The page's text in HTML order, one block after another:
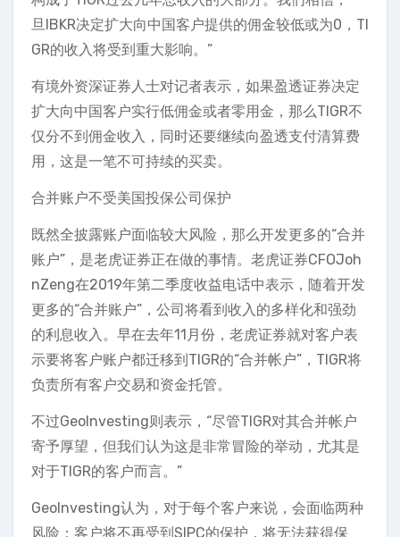
旦IBKR决定扩大向中国客户提供的佣金较低或为0，TI
GR的收入将受到重大影响。”
有境外资深证券人士对记者表示，如果盈透证券决定
扩大向中国客户实行低佣金或者零用金，那么TIGR不
仅分不到佣金收入，同时还要继续向盈透支付清算费
用，这是一笔不可持续的买卖。
合并账户不受美国投保公司保护
既然全披露账户面临较大风险，那么开发更多的“合并
账户”，是老虎证券正在做的事情。老虎证券CFOJoh
nZeng在2019年第二季度收益电话中表示，随着开发
更多的“合并账户”，公司将看到收入的多样化和强劲
的利息收入。早在去年11月份，老虎证券就对客户表
示要将客户账户都迁移到TIGR的“合并帐户”，TIGR将
负责所有客户交易和资金托管。
不过GeoInvesting则表示，“尽管TIGR对其合并帐户
寄予厚望，但我们认为这是非常冒险的举动，尤其是
对于TIGR的客户而言。”
GeoInvesting认为，对于每个客户来说，会面临两种
风险：客户将不再受到SIPC的保护，将无法获得保